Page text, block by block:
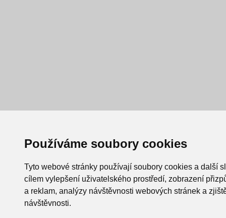
Používáme soubory cookies
Tyto webové stránky používají soubory cookies a další
cílem vylepšení uživatelského prostředí, zobrazení
a reklam, analýzy návštěvnosti webových stránek a
návštěvnosti.